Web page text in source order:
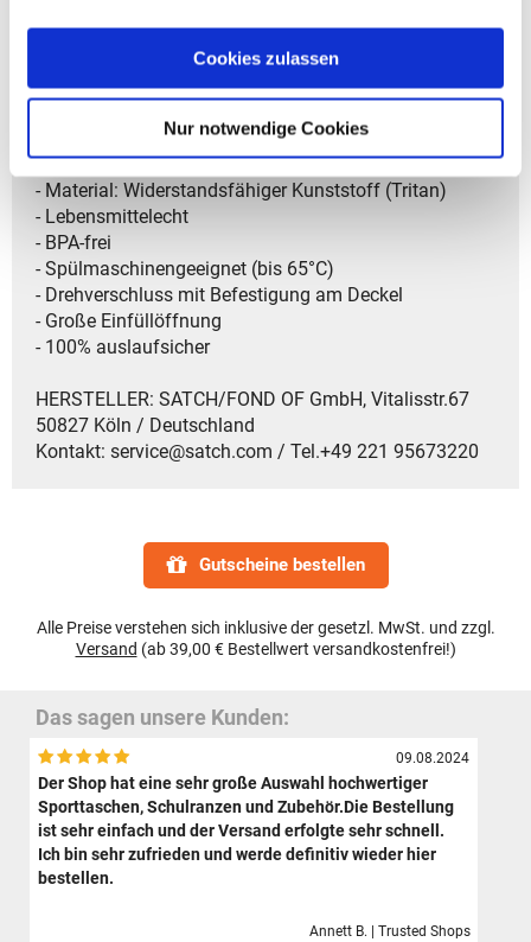
Cookies zulassen
Nur notwendige Cookies
Artikelbeschreibung Satch Trinkflasche Tritan
- Gewicht: 150 g
- Größe: 23,5x7x7 cm (HxBxT)
- Material: Widerstandsfähiger Kunststoff (Tritan)
- Lebensmittelecht
- BPA-frei
- Spülmaschinengeeignet (bis 65°C)
- Drehverschluss mit Befestigung am Deckel
- Große Einfüllöffnung
- 100% auslaufsicher
HERSTELLER: SATCH/FOND OF GmbH, Vitalisstr.67
50827 Köln / Deutschland
Kontakt: service@satch.com / Tel.+49 221 95673220
Gutscheine bestellen
Alle Preise verstehen sich inklusive der gesetzl. MwSt. und zzgl.
Versand (ab 39,00 € Bestellwert versandkostenfrei!)
Das sagen unsere Kunden:
09.08.2024
Der Shop hat eine sehr große Auswahl hochwertiger
Sporttaschen, Schulranzen und Zubehör.Die Bestellung
ist sehr einfach und der Versand erfolgte sehr schnell.
Ich bin sehr zufrieden und werde definitiv wieder hier
bestellen.
Annett B. | Trusted Shops